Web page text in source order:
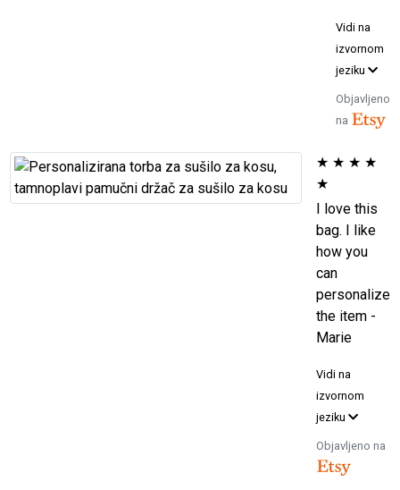
Vidi na
izvornom
jeziku
Objavljeno
na
★ ★ ★ ★
★
I love this
bag. I like
how you
can
personalize
the item -
Marie
Vidi na
izvornom
jeziku
Objavljeno na